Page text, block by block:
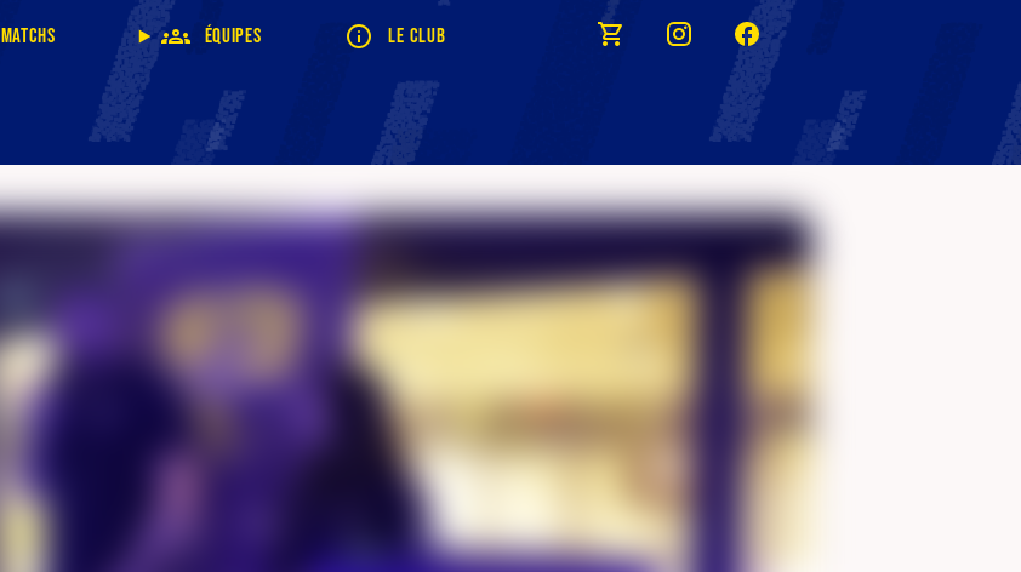
Matchs Équipes Le club